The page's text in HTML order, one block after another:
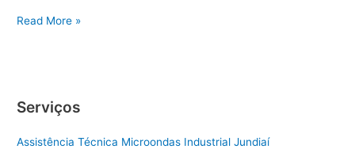
Conserto
Read More »
Serviços
Assistência Técnica Microondas Industrial Jundiaí